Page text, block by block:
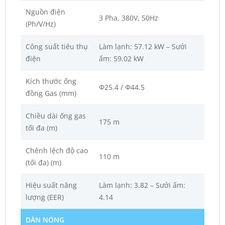
Nguồn điện
(Ph/V/Hz)
3 Pha, 380V, 50Hz
Công suất tiêu thụ
điện
Làm lạnh: 57.12 kW – Sưởi
ấm: 59.02 kW
Kích thước ống
đồng Gas (mm)
Φ25.4 / Φ44.5
Chiều dài ống gas
tối đa (m)
175 m
Chênh lệch độ cao
(tối đa) (m)
110 m
Hiệu suất năng
lượng (EER)
Làm lạnh: 3.82 – Sưởi ấm:
4.14
DÀN NÓNG